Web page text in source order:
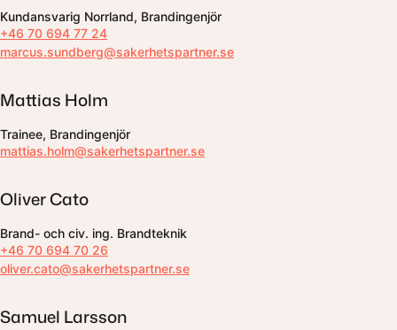
Kundansvarig Norrland, Brandingenjör
+46 70 694 77 24
marcus.sundberg@sakerhetspartner.se
Mattias Holm
Trainee, Brandingenjör
mattias.holm@sakerhetspartner.se
Oliver Cato
Brand- och civ. ing. Brandteknik
+46 70 694 70 26
oliver.cato@sakerhetspartner.se
Samuel Larsson